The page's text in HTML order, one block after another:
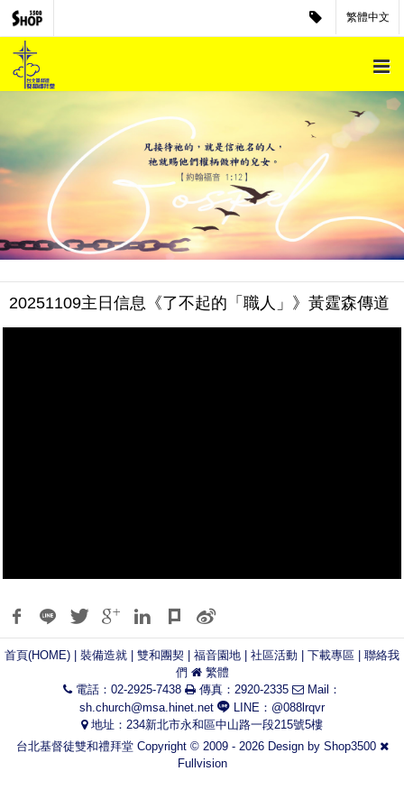
繁體中文
20251109主日信息《了不起的「職人」》黃霆森傳道
首頁(HOME) 裝備造就 雙和團契 福音園地 社區活動 下載專區
聯絡我
們
繁體
電話：02-2925-7438
傳真：2920-2335
Mail：
sh.church@msa.hinet.net
LINE：@088lrqvr
地址：234新北市永和區中山路一段215號5樓
台北基督徒雙和禮拜堂 Copyright © 2009 - 2026 Design by Shop3500
Fullvision